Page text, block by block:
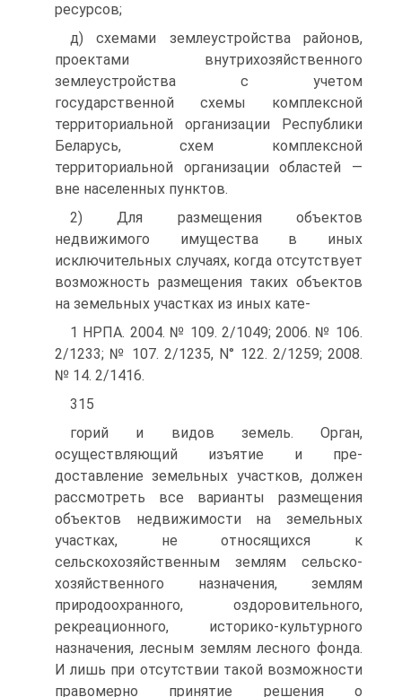
ресурсов;
д) схемами землеустройства районов,
проектами внутрихо­зяйственного
землеустройства с учетом
государственной схемы комплексной
территориальной организации Республики
Бела­русь, схем комплексной
территориальной организации облас­тей —
вне населенных пунктов.
2) Для размещения объектов
недвижимого имущества в иных
исключительных случаях, когда отсутствует
возможность раз­мещения таких объектов
на земельных участках из иных кате-
1 НРПА. 2004. № 109. 2/1049; 2006. № 106.
2/1233; № 107. 2/1235, N° 122. 2/1259; 2008.
№ 14. 2/1416.
315
горий и видов земель. Орган,
осуществляющий изъятие и пре­
доставление земельных участков, должен
рассмотреть все вари­анты размещения
объектов недвижимости на земельных
участ­ках, не относящихся к
сельскохозяйственным землям сельско­
хозяйственного назначения, землям
природоохранного, оздоро­вительного,
рекреационного, историко-культурного
назначения, лесным землям лесного фонда.
И лишь при отсутствии такой возможности
правомерно принятие решения о